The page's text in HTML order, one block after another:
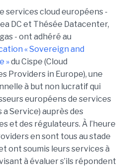
services cloud européens -
DC et Thésée Datacenter,
- ont adhéré au
« Sovereign and
»du Cispe (Cloud
Providers in Europe), une
à but non lucratif qui
européens de services
a Service) auprès des
et des régulateurs. À l’heure
en sont tous au stade
ont soumis leurs services à
à évaluer s’ils répondent